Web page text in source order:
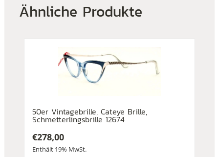
Ähnliche Produkte
50er Vintagebrille, Cateye Brille,
Schmetterlingsbrille 12674
€278,00
Enthält 19% MwSt.